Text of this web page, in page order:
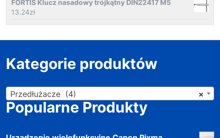
FORTIS Klucz nasadowy trójkątny DIN22417 M5
13.24zł
Kategorie produktów
×
Przedłużacze (4)
Popularne Produkty